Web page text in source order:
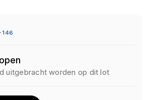
146
uitgebracht worden op dit lot